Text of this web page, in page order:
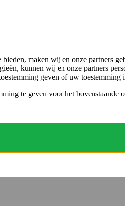
bieden, maken wij en onze partners
kunnen wij en onze partners
geven of uw
te geven voor het bovenstaande